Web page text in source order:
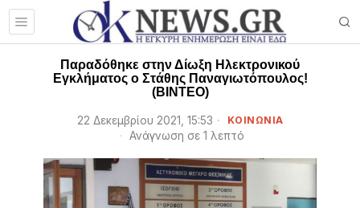
Παραδόθηκε στην Δίωξη Ηλεκτρονικού
Εγκλήματος ο Στάθης Παναγιωτόπουλος!
(BINTEO)
22 Δεκεμβρίου 2021, 15:53 ΚΟΙΝΩΝΙΑ
Ανάγνωση σε 1 λεπτό